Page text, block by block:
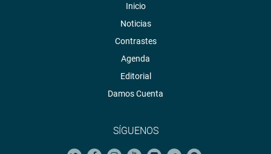
Inicio
Noticias
Contrastes
Agenda
Editorial
Damos Cuenta
SÍGUENOS